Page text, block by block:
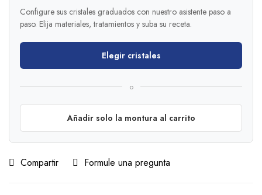
Configure sus cristales graduados con nuestro asistente paso a
paso. Elija materiales, tratamientos y suba su receta.
Elegir cristales
o
Añadir solo la montura al carrito
Compartir Formule una pregunta